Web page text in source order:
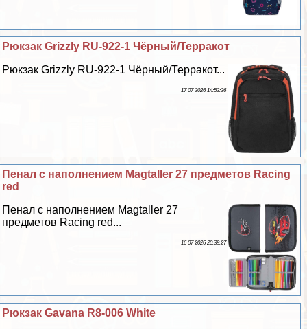
Рюкзак Grizzly RU-922-1 Чёрный/Терpaкот
Рюкзак Grizzly RU-922-1 Чёрный/Терpaкот...
17 07 2026 14:52:26
Пенал с наполнением Magtaller 27 предметов Racing
red
Пенал с наполнением Magtaller 27
предметов Racing red...
16 07 2026 20:39:27
Рюкзак Gavana R8-006 White